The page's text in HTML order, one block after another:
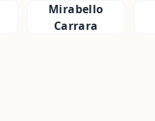
Mirabello
Carrara